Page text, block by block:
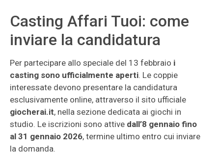
Casting Affari Tuoi: come
inviare la candidatura
Per partecipare allo speciale del 13 febbraio i
casting sono ufficialmente aperti. Le coppie
interessate devono presentare la candidatura
esclusivamente online, attraverso il sito ufficiale
giocherai.it, nella sezione dedicata ai giochi in
studio. Le iscrizioni sono attive dall’8 gennaio fino
al 31 gennaio 2026, termine ultimo entro cui inviare
la domanda.